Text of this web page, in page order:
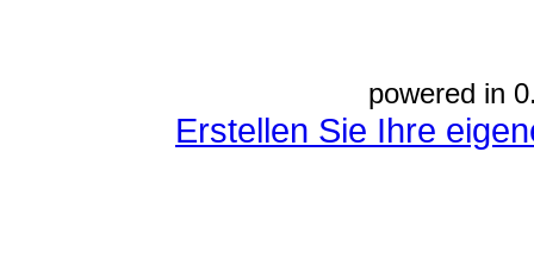
powered in
Erstellen Sie Ihre